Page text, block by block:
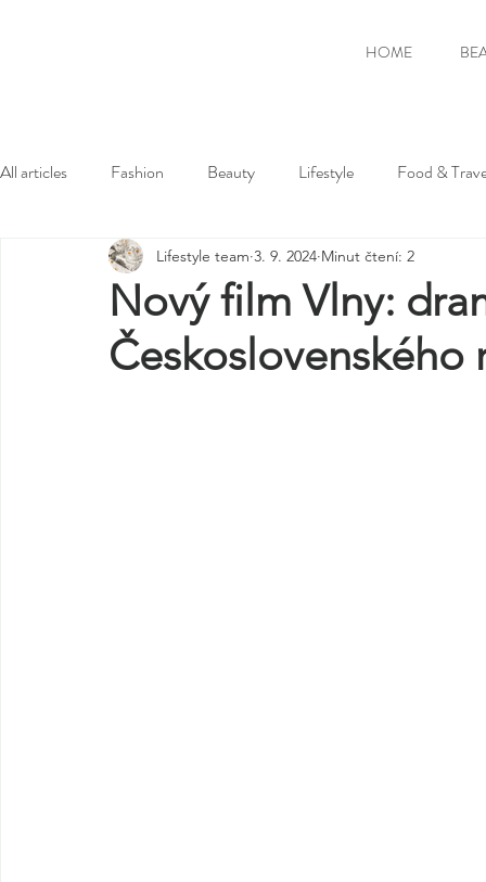
HOME
All articles Fashion Beauty Lifestyle Food &
Nový film Vlny:
Československého
Lifestyle team 3. 9. 2024 Minut čtení: 2